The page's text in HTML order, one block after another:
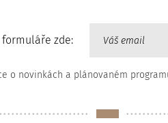
zde:
o novinkách a plánovaném